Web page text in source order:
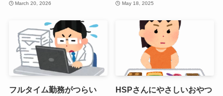
March 20, 2026 May 18, 2025
フルタイム勤務がつらい
HSPさんにやさしいおやつ